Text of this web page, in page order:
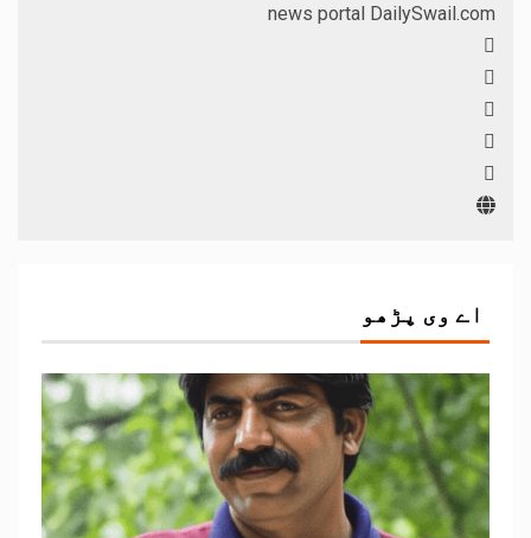
news portal DailySwail.com
اے وی پڑھو